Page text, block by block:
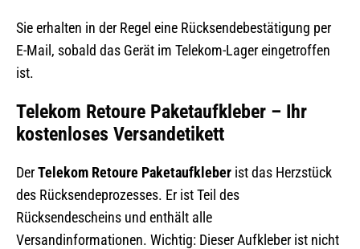
Sie erhalten in der Regel eine Rücksendebestätigung per
E-Mail, sobald das Gerät im Telekom-Lager eingetroffen
ist.
Telekom Retoure Paketaufkleber – Ihr
kostenloses Versandetikett
DerTelekom Retoure Paketaufkleber ist das Herzstück
des Rücksendeprozesses. Er ist Teil des
Rücksendescheins und enthält alle
Versandinformationen. Wichtig: Dieser Aufkleber ist nicht